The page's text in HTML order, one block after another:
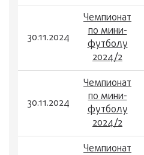
30.11.2024
Чемпионат
по мини-
футболу
2024/2
30.11.2024
Чемпионат
по мини-
футболу
2024/2
Чемпионат